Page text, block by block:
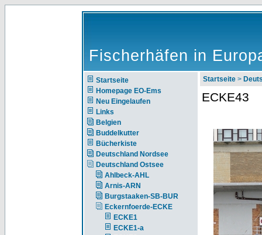
Fischerhäfen in
Startseite
Homepage EO-Ems
Neu Eingelaufen
Links
Belgien
Buddelkutter
Bücherkiste
Deutschland Nordsee
Deutschland Ostsee
Ahlbeck-AHL
Arnis-ARN
Burgstaaken-SB-BUR
Eckernfoerde-ECKE
ECKE1
ECKE1-a
Startseite >
ECKE43